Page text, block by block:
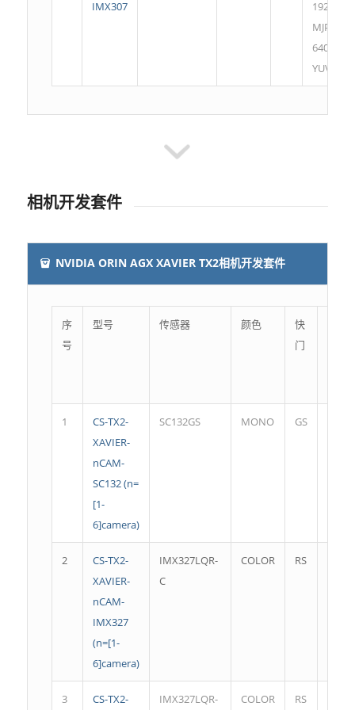
IMX307
MJPG
YUV
相机开发套件
NVIDIA ORIN AGX XAVIER TX2相机开发套件
序
号
型号 传感器 颜色
快
门
1
CS-TX2-
XAVIER-
nCAM-
SC132 (n=
[1-
6]camera)
SC132GS MONO GS
2
CS-TX2-
XAVIER-
nCAM-
IMX327
(n=[1-
6]camera)
IMX327LQR-
C
COLOR RS
3
CS-TX2-
IMX327LQR-
COLOR RS